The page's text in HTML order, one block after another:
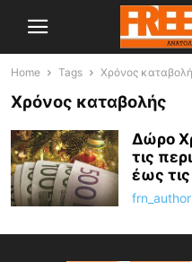
Home Tags Χρόνος
Χρόνος καταβολής
Δώρο
τις
έως